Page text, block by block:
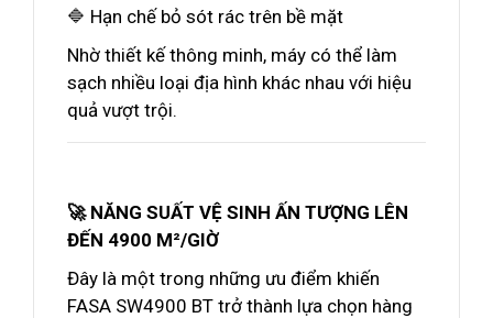
🔷 Hạn chế bỏ sót rác trên bề mặt
Nhờ thiết kế thông minh, máy có thể làm
sạch nhiều loại địa hình khác nhau với hiệu
quả vượt trội.
🚀 NĂNG SUẤT VỆ SINH ẤN TƯỢNG LÊN
ĐẾN 4900 M²/GIỜ
Đây là một trong những ưu điểm khiến
FASA SW4900 BT trở thành lựa chọn hàng